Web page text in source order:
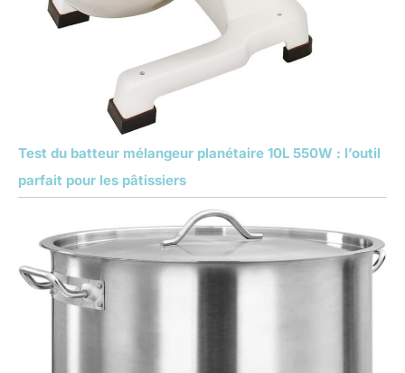
Test du batteur mélangeur planétaire 10L 550W : l’outil
parfait pour les pâtissiers